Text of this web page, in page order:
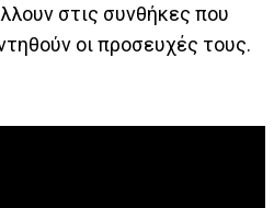
στις συνθήκες που
οι προσευχές τους.